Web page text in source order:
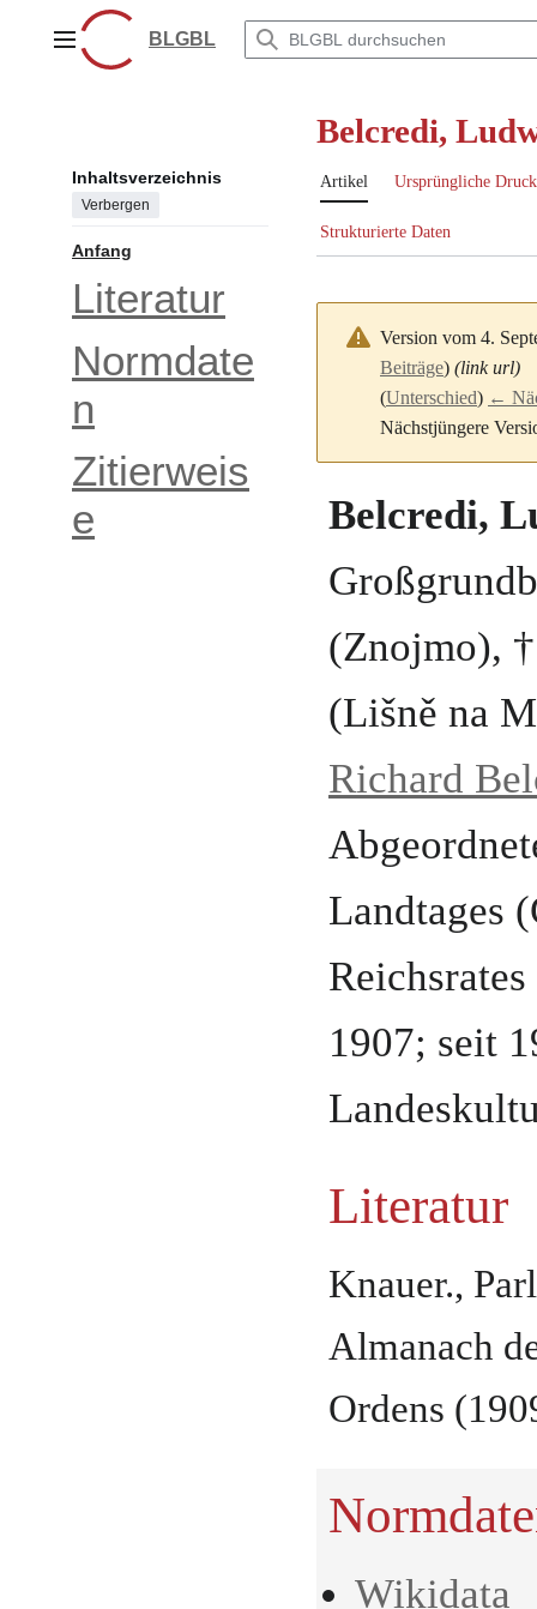
springenHauptmenüBLGBL
Inhaltsverzeichnis
Verbergen
Anfang
Literatur
Normdate
n
Zitierweis
e
Belcredi,
Artikel Ursprüngliche
Strukturierte Daten
Version vom 4.
Beiträge) (link url)
(Unterschied) ←
Nächstjüngere
Belcredi,
(Znojmo),
(Lišně na
Richard
Landtages
1907; seit
Literatur
Knauer.,
Almanach
Ordens
Wikidata